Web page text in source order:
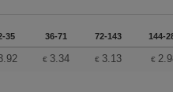
35 36-71 72-143 144-
€ 3.34 € 3.13 €